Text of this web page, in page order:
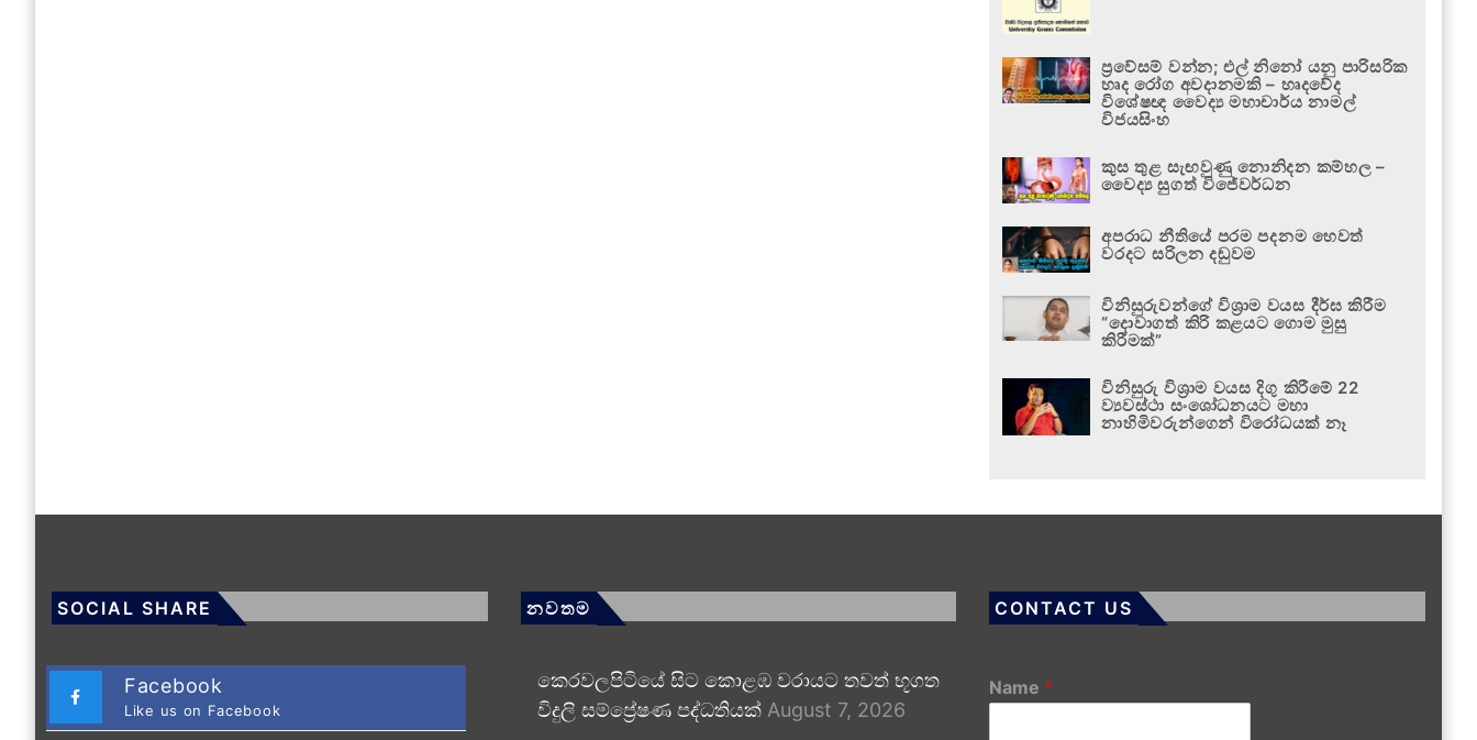
ප්‍රවේසම් වන්න; එල් නිනෝ යනු පාරිසරික
හෘද රෝග අවදානමකි – හෘදවේද
විශේෂඥ වෛද්‍ය මහාචාර්ය නාමල්
විජයසිංහ
කුස තුළ සැඟවුණු නොනිදන කම්හල –
වෛද්‍ය සුගත් විජේවර්ධන
අපරාධ නීතියේ පරම පදනම හෙවත්
වරදට සරිලන දඬුවම
විනිසුරුවන්ගේ විශ්‍රාම වයස දීර්ඝ කිරීම
“දොවාගත් කිරි කළයට ගොම මුසු
කිරීමක්”
විනිසුරු විශ්‍රාම වයස දිගු කිරීමේ 22
ව්‍යවස්ථා සංශෝධනයට මහා
නාහිමිවරුන්ගෙන් විරෝධයක් නෑ
SOCIAL SHARE
Facebook
Like us on Facebook
නවතම
කෙරවලපිටියේ සිට කොළඹ වරායට තවත් භූගත
විදුලි සම්ප්‍රේෂණ පද්ධතියක් August 7, 2026
CONTACT US
Name *